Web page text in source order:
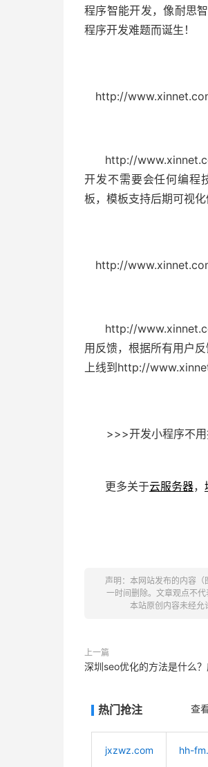
程序智能开发，像耐思
程序开发难题而诞生！
http://
http://
开发不需要会任何编程
板，模板支持后期可视
http://
http://
用反馈，根据所有用户
上线到http://
>>>开发小程序不
更多关于云服务器，
声明：本网站发布的内容
一时间删除。文章观点不
本站原创内容未经允
上一篇
深圳seo优化的方法是什么？
热门抢注 查
jxzwz.com hh-